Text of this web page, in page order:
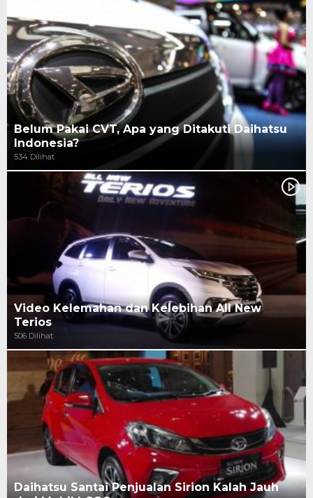
Belum Pakai CVT, Apa yang Ditakuti Daihatsu
Indonesia?
534 Dilihat
Video Kelemahan dan Kelebihan All New
Terios
506 Dilihat
Daihatsu Santai Penjualan Sirion Kalah Jauh